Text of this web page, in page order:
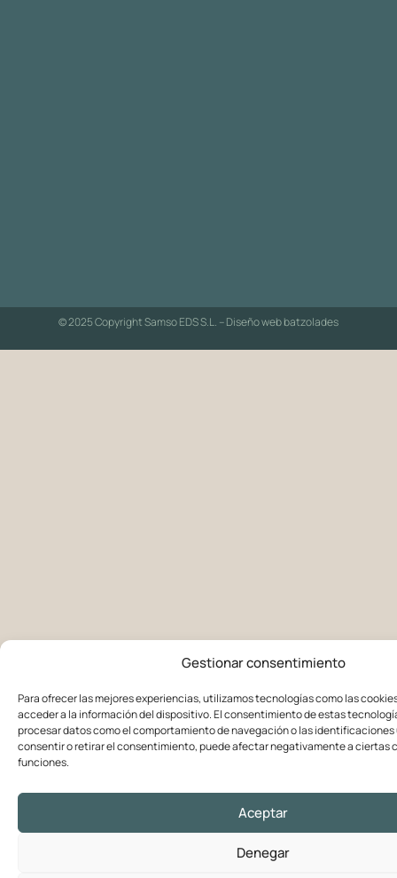
Gestionar consentimiento
Para ofrecer las mejores experiencias, utilizamos tecnologías como las
acceder a la información del dispositivo. El consentimiento de estas
procesar datos como el comportamiento de navegación o las identificaciones
consentir o retirar el consentimiento, puede afectar negativamente a ciertas
funciones.
Aceptar
Denegar
© 2025 Copyright Samso EDS S.L. – Diseño webbatzolades